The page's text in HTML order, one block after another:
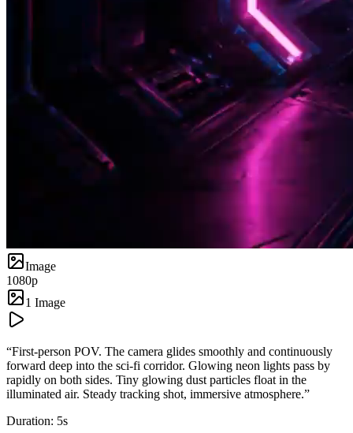
Image
1080p
1 Image
“First-person POV. The camera glides smoothly and continuously
forward deep into the sci-fi corridor. Glowing neon lights pass by
rapidly on both sides. Tiny glowing dust particles float in the
illuminated air. Steady tracking shot, immersive atmosphere.”
Duration: 5s